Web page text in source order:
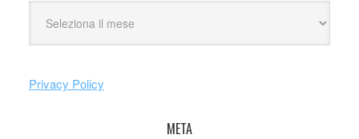
Privacy Policy
META